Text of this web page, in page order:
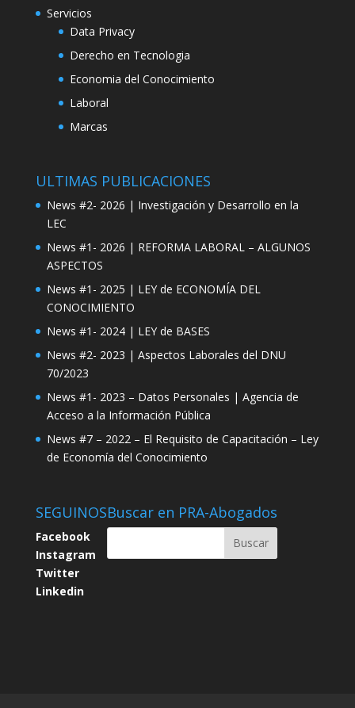
Servicios
Data Privacy
Derecho en Tecnologia
Economia del Conocimiento
Laboral
Marcas
ULTIMAS PUBLICACIONES
News #2- 2026 | Investigación y Desarrollo en la
LEC
News #1- 2026 | REFORMA LABORAL – ALGUNOS
ASPECTOS
News #1- 2025 | LEY de ECONOMÍA DEL
CONOCIMIENTO
News #1- 2024 | LEY de BASES
News #2- 2023 | Aspectos Laborales del DNU
70/2023
News #1- 2023 – Datos Personales | Agencia de
Acceso a la Información Pública
News #7 – 2022 – El Requisito de Capacitación – Ley
de Economía del Conocimiento
SEGUINOS
Facebook
Instagram
Twitter
Linkedin
Buscar en PRA-Abogados